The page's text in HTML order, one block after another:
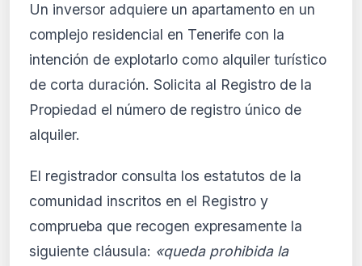
Un inversor adquiere un apartamento en un
complejo residencial en Tenerife con la
intención de explotarlo como alquiler turístico
de corta duración. Solicita al Registro de la
Propiedad el número de registro único de
alquiler.
El registrador consulta los estatutos de la
comunidad inscritos en el Registro y
comprueba que recogen expresamente la
siguiente cláusula: «queda prohibida la